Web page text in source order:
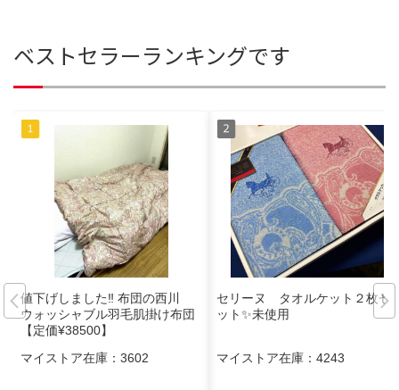
ベストセラーランキングです
値下げしました‼︎ 布団の西川
ウォッシャブル羽毛肌掛け布団
【定価¥38500】
マイストア在庫： 3602
セリーヌ タオルケット２枚セ
ット✨未使用
マイストア在庫： 4243